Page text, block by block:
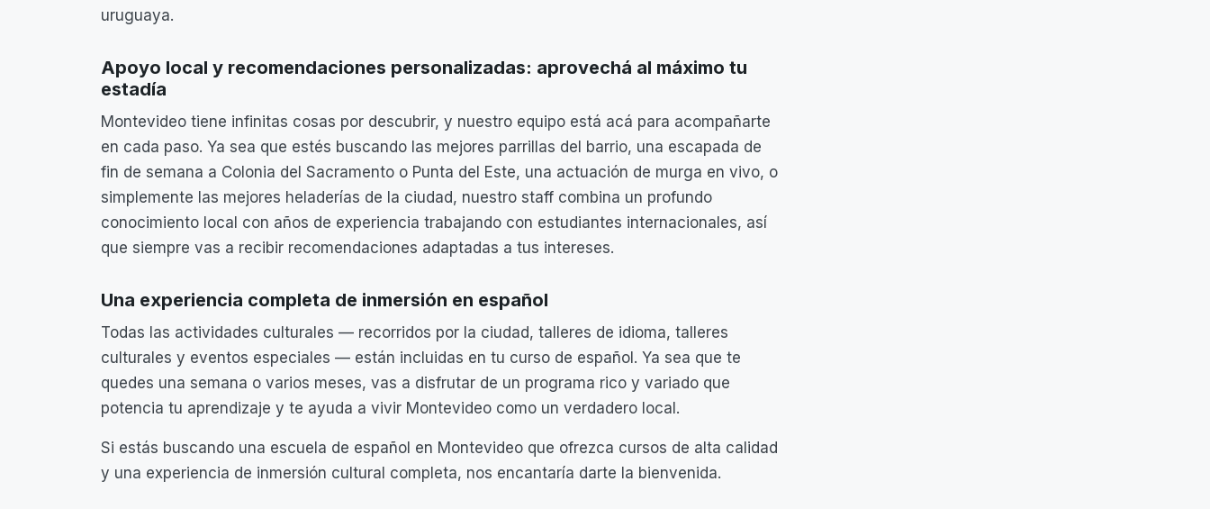
uruguaya.
Apoyo local y recomendaciones personalizadas: aprovechá al máximo tu
estadía
Montevideo tiene infinitas cosas por descubrir, y nuestro equipo está acá para acompañarte
en cada paso. Ya sea que estés buscando las mejores parrillas del barrio, una escapada de
fin de semana a Colonia del Sacramento o Punta del Este, una actuación de murga en vivo, o
simplemente las mejores heladerías de la ciudad, nuestro staff combina un profundo
conocimiento local con años de experiencia trabajando con estudiantes internacionales, así
que siempre vas a recibir recomendaciones adaptadas a tus intereses.
Una experiencia completa de inmersión en español
Todas las actividades culturales — recorridos por la ciudad, talleres de idioma, talleres
culturales y eventos especiales — están incluidas en tu curso de español. Ya sea que te
quedes una semana o varios meses, vas a disfrutar de un programa rico y variado que
potencia tu aprendizaje y te ayuda a vivir Montevideo como un verdadero local.
Si estás buscando una escuela de español en Montevideo que ofrezca cursos de alta calidad
y una experiencia de inmersión cultural completa, nos encantaría darte la bienvenida.